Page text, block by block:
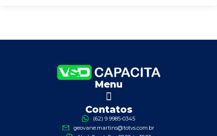
Menu
Contatos
(62) 9 9985-0345
geovane.martins@totvs.com.br